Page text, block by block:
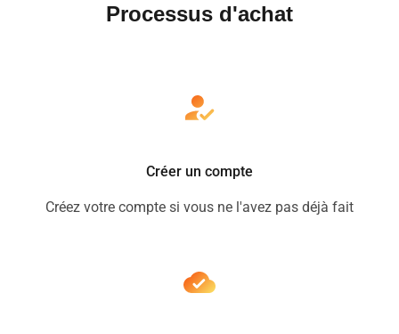
Processus d'achat
Créer un compte
Créez votre compte si vous ne l'avez pas déjà fait